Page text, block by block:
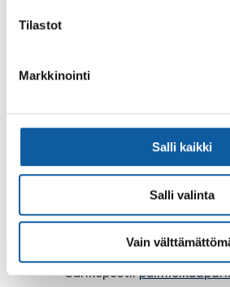
Tilastot
Markkinointi
Salli kaikki
Salli valinta
Vain
Postiosoite: PL 50,
Vaihde: (02) 474
Sähköposti: